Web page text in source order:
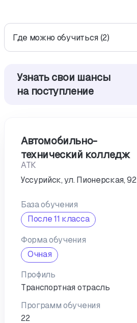
Где можно обучиться (2)
Узнать свои шансы
на поступление
Автомобильно-
технический колледж
АТК
Уссурийск, ул. Пионерская, 92
База обучения
После 11 класса
Форма обучения
Очная
Профиль
Транспортная отрасль
Программ обучения
22